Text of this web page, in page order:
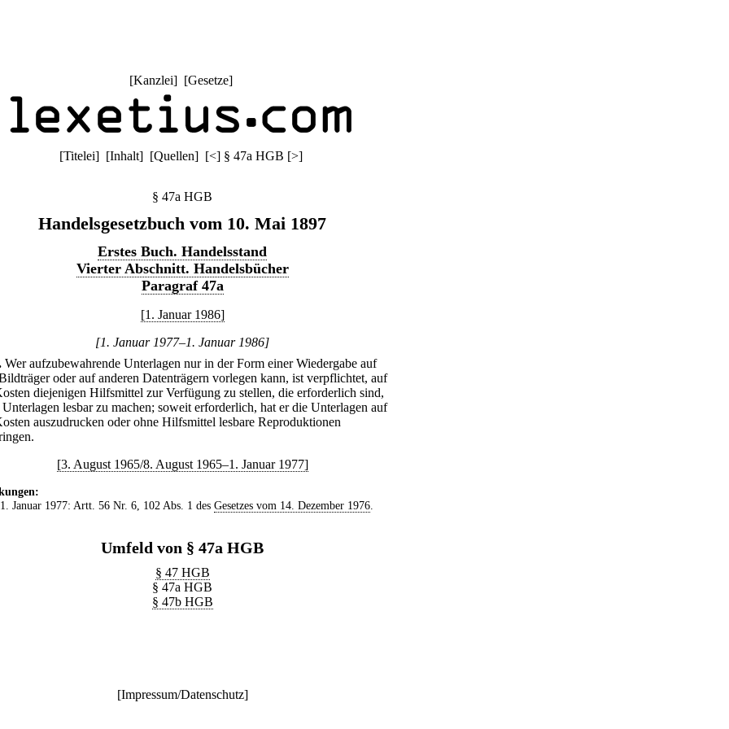
[Kanzlei] [Gesetze]
[Titelei] [Inhalt] [Quellen] [<] § 47a HGB [>]
§ 47a HGB
Handelsgesetzbuch vom 10. Mai 1897
Erstes Buch. Handelsstand
Vierter Abschnitt. Handelsbücher
Paragraf 47a
[1. Januar 1986]
[1. Januar 1977–1. Januar 1986]
Wer aufzubewahrende Unterlagen nur in der Form einer Wiedergabe auf
oder auf anderen Datenträgern vorlegen kann, ist verpflichtet, auf
diejenigen Hilfsmittel zur Verfügung zu stellen, die erforderlich sind,
lesbar zu machen; soweit erforderlich, hat er die Unterlagen auf
auszudrucken oder ohne Hilfsmittel lesbare Reproduktionen
[3. August 1965/8. August 1965–1. Januar 1977]
. 1. Januar 1977: Artt. 56 Nr. 6, 102 Abs. 1 des Gesetzes vom 14. Dezember 1976.
Umfeld von § 47a HGB
§ 47 HGB
§ 47a HGB
§ 47b HGB
[Impressum/Datenschutz]